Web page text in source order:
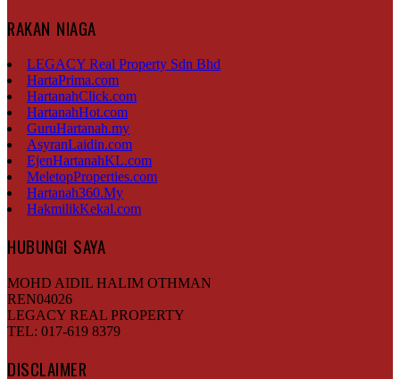
RAKAN NIAGA
LEGACY Real Property Sdn Bhd
HartaPrima.com
HartanahClick.com
HartanahHot.com
GuruHartanah.my
AsyranLaidin.com
EjenHartanahKL.com
MeletopProperties.com
Hartanah360.My
HakmilikKekal.com
HUBUNGI SAYA
MOHD AIDIL HALIM OTHMAN
REN04026
LEGACY REAL PROPERTY
TEL: 017-619 8379
DISCLAIMER